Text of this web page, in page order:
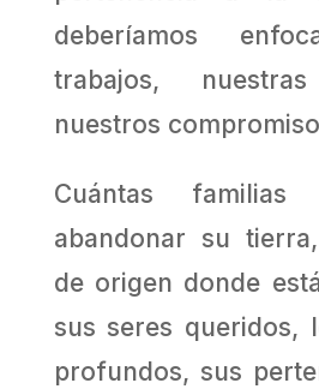
deberíamos
trabajos,
nuestros
Cuántas
abandonar su
de origen donde
sus seres queridos,
profundos, sus